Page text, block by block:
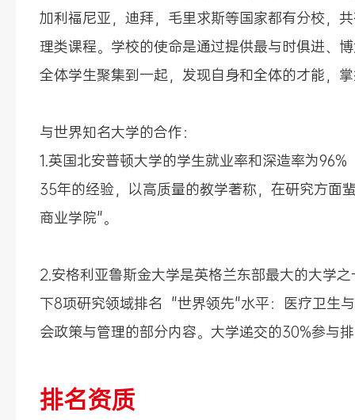
加利福尼亚，迪拜，毛里求斯等国家都有分校，
理类课程。学校的使命是通过提供最与时俱进、
全体学生聚集到一起，发现自身和全体的才能，
与世界知名大学的合作：
1.英国北安普顿大学的学生就业率和深造率为
35年的经验，以高质量的教学著称，在研究方面
商业学院"。
2.安格利亚鲁斯金大学是英格兰东部最大的大学
下8项研究领域排名 "世界领先"水平：医疗卫生
会政策与管理的部分内容。大学递交的30%参与
排名资质